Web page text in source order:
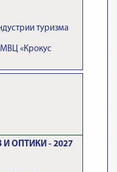
туризма
«Крокус
ОПТИКИ - 2027